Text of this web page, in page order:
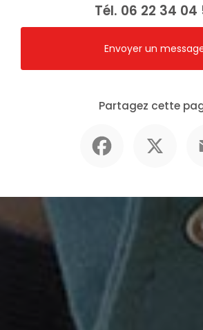
Tél. 06 22 34 04
Envoyer un
Partagez cette